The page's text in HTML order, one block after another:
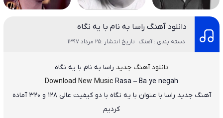
دانلود آهنگ راسا به نام با یه نگاه
دسته بندی : آهنگ تاریخ انتشار :25 مرداد 1397
دانلود آهنگ جدید راسا به نام با یه نگاه
Download New Music Rasa – Ba ye negah
آهنگ جدید راسا با عنوان با یه نگاه
با دو کیفیت عالی ۱۲۸ و ۳۲۰ آماده
کردیم